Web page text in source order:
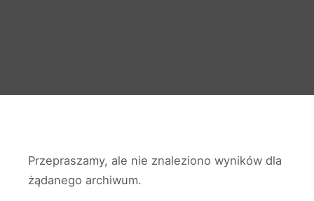
Przepraszamy, ale nie znaleziono wyników dla
żądanego archiwum.